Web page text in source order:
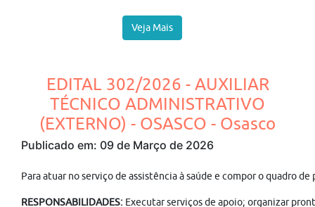
Veja Mais
EDITAL 302/2026 - AUXILIAR
TÉCNICO ADMINISTRATIVO
(EXTERNO) - OSASCO - Osasco
Publicado em: 09 de Março de 2026
Para atuar no serviço de assistência à saúde e compor o quadro
RESPONSABILIDADES: Executar serviços de apoio; organizar